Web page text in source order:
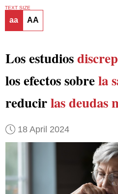
TEXT SIZE
aa AA
Los estudios
los efectos sobrela
reducirlas deudas
18 April 2024